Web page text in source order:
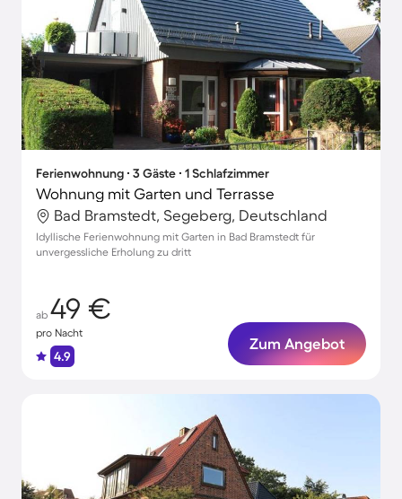
Ferienwohnung ∙ 3 Gäste ∙ 1 Schlafzimmer
Wohnung mit Garten und Terrasse
Bad Bramstedt, Segeberg, Deutschland
Idyllische Ferienwohnung mit Garten in Bad Bramstedt für
unvergessliche Erholung zu dritt
ab 49 €
pro Nacht
4.9
Zum Angebot